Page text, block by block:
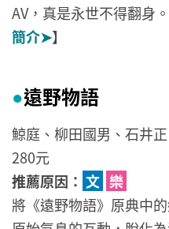
AV，真是永世不得翻身
簡介➤】
●遠野物語
鯨庭、柳田國男、石井
280元
推薦原因： 文 樂
將《遠野物語》原典中